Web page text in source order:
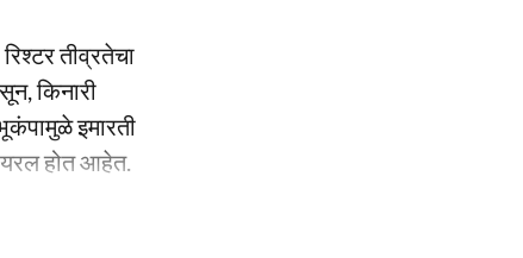
तीव्रतेचा
किनारी
इमारती
होत आहेत.